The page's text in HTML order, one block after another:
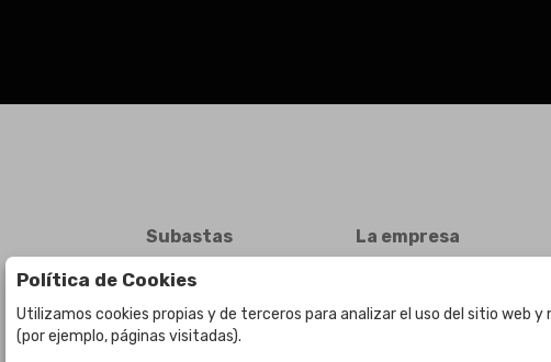
Subastas
Subasta en curso
Subastas anteriores
La empresa
Contacto
Política de Cookies
Utilizamos cookies propias y de terceros para analizar el uso del sitio web
(por ejemplo, páginas visitadas).